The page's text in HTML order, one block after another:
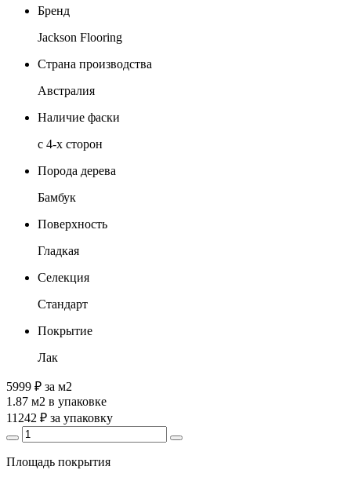
Бренд
Jackson Flooring
Страна производства
Австралия
Наличие фаски
с 4-х сторон
Порода дерева
Бамбук
Поверхность
Гладкая
Селекция
Стандарт
Покрытие
Лак
5999 ₽ за м2
1.87 м2 в упаковке
11242 ₽ за упаковку
Площадь покрытия